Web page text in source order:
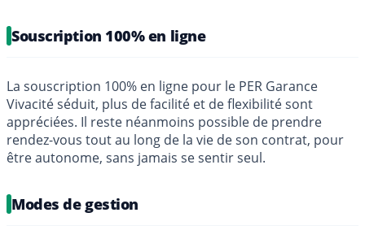
Souscription 100% en ligne
La souscription 100% en ligne pour le PER Garance
Vivacité séduit, plus de facilité et de flexibilité sont
appréciées. Il reste néanmoins possible de prendre
rendez-vous tout au long de la vie de son contrat, pour
être autonome, sans jamais se sentir seul.
Modes de gestion